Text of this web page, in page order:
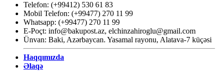
Telefon: (+99412) 530 61 83
Mobil Telefon: (+99477) 270 11 99
Whatsapp: (+99477) 270 11 99
E-Poçt: info@bakupost.az, elchinzahiroglu@gmail.com
Ünvan: Baki, Azərbaycan. Yasamal rayonu, Alatava-7 küçəsi
Haqqımızda
Əlaqə